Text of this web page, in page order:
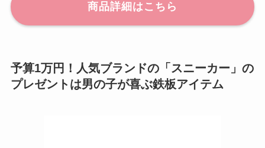
商品詳細はこちら
予算1万円！人気ブランドの「スニーカー」の
プレゼントは男の子が喜ぶ鉄板アイテム